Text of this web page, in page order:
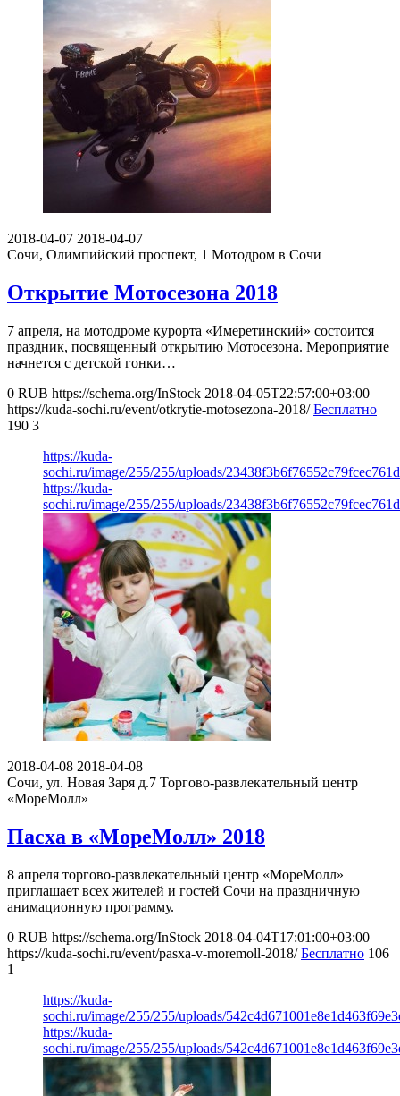
2018-04-07 2018-04-07
Сочи, Олимпийский проспект, 1 Мотодром в Сочи
Открытие Мотосезона 2018
7 апреля, на мотодроме курорта «Имеретинский» состоится
праздник, посвященный открытию Мотосезона. Мероприятие
начнется с детской гонки…
0 RUB https://schema.org/InStock 2018-04-05T22:57:00+03:00
https://kuda-sochi.ru/event/otkrytie-motosezona-2018/ Бесплатно
190 3
https://kuda-
sochi.ru/image/255/255/uploads/
https://kuda-
sochi.ru/image/255/255/uploads/
2018-04-08 2018-04-08
Сочи, ул. Новая Заря д.7 Торгово-развлекательный центр
«МореМолл»
Пасха в «МореМолл» 2018
8 апреля торгово-развлекательный центр «МореМолл»
приглашает всех жителей и гостей Сочи на праздничную
анимационную программу.
0 RUB https://schema.org/InStock 2018-04-04T17:01:00+03:00
https://kuda-sochi.ru/event/pasxa-v-moremoll-2018/ Бесплатно 106
1
https://kuda-
sochi.ru/image/255/255/uploads/
https://kuda-
sochi.ru/image/255/255/uploads/